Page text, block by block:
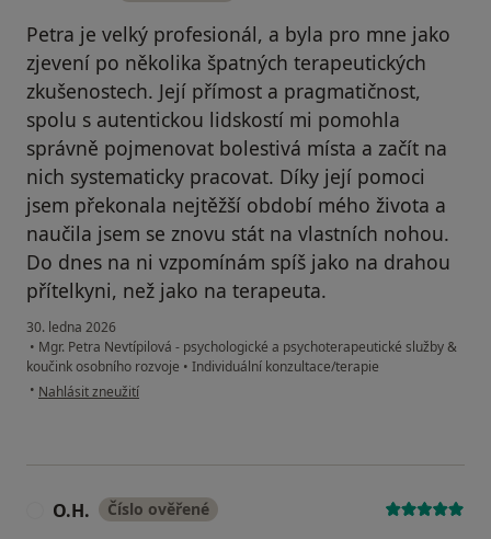
Petra je velký profesionál, a byla pro mne jako
zjevení po několika špatných terapeutických
zkušenostech. Její přímost a pragmatičnost,
spolu s autentickou lidskostí mi pomohla
správně pojmenovat bolestivá místa a začít na
nich systematicky pracovat. Díky její pomoci
jsem překonala nejtěžší období mého života a
naučila jsem se znovu stát na vlastních nohou.
Do dnes na ni vzpomínám spíš jako na drahou
přítelkyni, než jako na terapeuta.
30. ledna 2026
• Mgr. Petra Nevtípilová - psychologické a psychoterapeutické služby &
koučink osobního rozvoje • Individuální konzultace/terapie
• podle názoru uživatele Tereza
Nahlásit zneužití
O.H. Číslo ověřené